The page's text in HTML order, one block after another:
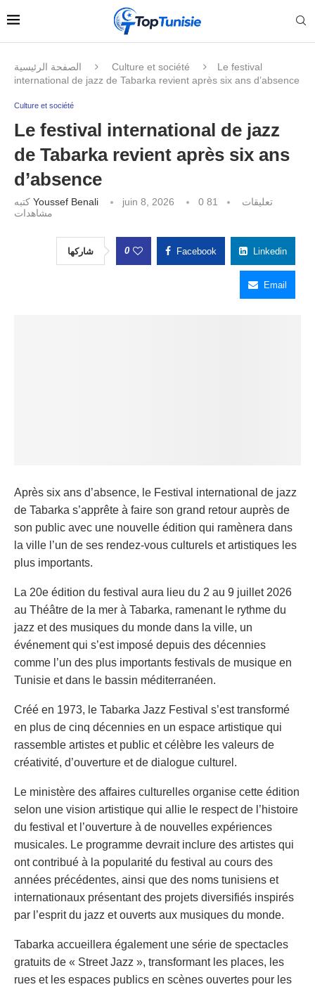
الصفحة الرئيسية Culture et société
Le festival
international de jazz de Tabarka revient après six ans d’absence
Culture et société
Le festival international de jazz
de Tabarka revient après six ans
d’absence
Youssef Benali juin 8, 2026 0 تعليقات
81
مشاهدات
شاركها 0 Facebook Linkedin
Email
Après six ans d’absence, le Festival international de jazz
de Tabarka s’apprête à faire son grand retour auprès de
son public avec une nouvelle édition qui ramènera dans
la ville l’un de ses rendez-vous culturels et artistiques les
plus importants.
La 20e édition du festival aura lieu du 2 au 9 juillet 2026
au Théâtre de la mer à Tabarka, ramenant le rythme du
jazz et des musiques du monde dans la ville, un
événement qui s’est imposé depuis des décennies
comme l’un des plus importants festivals de musique en
Tunisie et dans le bassin méditerranéen.
Créé en 1973, le Tabarka Jazz Festival s’est transformé
en plus de cinq décennies en un espace artistique qui
rassemble artistes et public et célèbre les valeurs de
créativité, d’ouverture et de dialogue culturel.
Le ministère des affaires culturelles organise cette édition
selon une vision artistique qui allie le respect de l’histoire
du festival et l’ouverture à de nouvelles expériences
musicales. Le programme devrait inclure des artistes qui
ont contribué à la popularité du festival au cours des
années précédentes, ainsi que des noms tunisiens et
internationaux présentant des projets diversifiés inspirés
par l’esprit du jazz et ouverts aux musiques du monde.
Tabarka accueillera également une série de spectacles
gratuits de « Street Jazz », transformant les places, les
rues et les espaces publics en scènes ouvertes pour les